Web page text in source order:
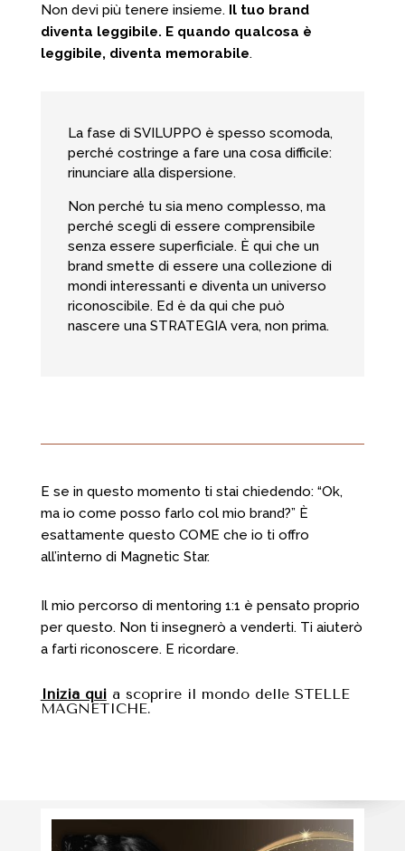
Non devi più tenere insieme. Il tuo brand
diventa leggibile. E quando qualcosa è
leggibile, diventa memorabile.
La fase di SVILUPPO è spesso scomoda,
perché costringe a fare una cosa difficile:
rinunciare alla dispersione.
Non perché tu sia meno complesso, ma
perché scegli di essere comprensibile
senza essere superficiale. È qui che un
brand smette di essere una collezione di
mondi interessanti e diventa un universo
riconoscibile. Ed è da qui che può
nascere una STRATEGIA vera, non prima.
E se in questo momento ti stai chiedendo: “Ok,
ma io come posso farlo col mio brand?” È
esattamente questo COME che io ti offro
all’interno di Magnetic Star.
Il mio percorso di mentoring 1:1 è pensato proprio
per questo. Non ti insegnerò a venderti. Ti aiuterò
a farti riconoscere. E ricordare.
Inizia quia scoprire il mondo delle STELLE
MAGNETICHE.